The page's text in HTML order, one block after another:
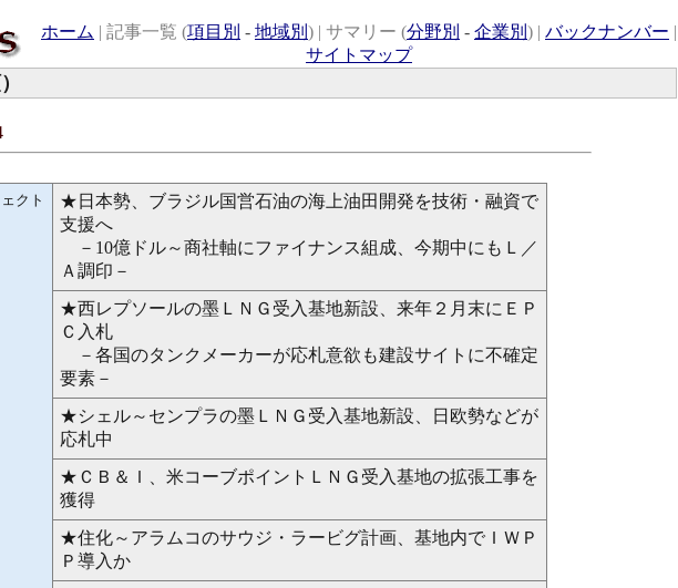
ホーム | 記事一覧 (項目別 - 地域別 ) | サマリー (分野別 - 企業別 ) | バックナンバー |
サイトマップ
クト
★日本勢、ブラジル国営石油の海上油田開発を技術・融資で
支援へ
－10億ドル～商社軸にファイナンス組成、今期中にもＬ／
Ａ調印－
★西レプソールの墨ＬＮＧ受入基地新設、来年２月末にＥＰ
Ｃ入札
－各国のタンクメーカーが応札意欲も建設サイトに不確定
要素－
★シェル～センプラの墨ＬＮＧ受入基地新設、日欧勢などが
応札中
★ＣＢ＆Ｉ、米コーブポイントＬＮＧ受入基地の拡張工事を
獲得
★住化～アラムコのサウジ・ラービグ計画、基地内でＩＷＰ
Ｐ導入か